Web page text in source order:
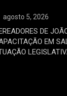
agosto 5, 2026
DE
EM